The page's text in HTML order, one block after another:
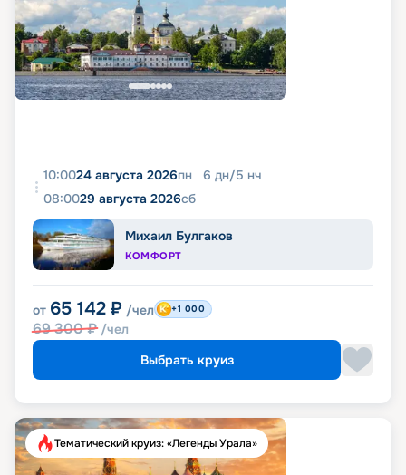
10:0024 августа 2026пн 6 дн/5 нч
08:0029 августа 2026сб
Михаил Булгаков
КОМФОРТ
от 65 142 ₽ /чел
69 300₽ /чел
+1 000
Выбрать круиз
Тематический круиз: «Легенды Урала»